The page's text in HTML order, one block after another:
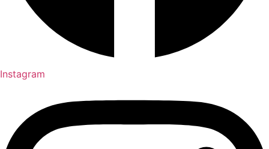
Instagram